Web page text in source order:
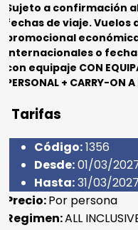
a confirmación al
de viaje. Vuelos
económica.
o
equipaje CON
+ CARRY-ON A
Código:1356
Desde:01/03/2027
Hasta:31/03/2027
Por persona
ALL INCLUSIVE